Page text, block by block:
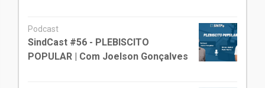
Podcast
SindCast #56 - PLEBISCITO
POPULAR | Com Joelson Gonçalves